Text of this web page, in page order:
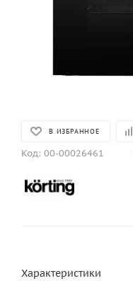
В ИЗБРАННОЕ
Код: 00-00026461
Характеристики